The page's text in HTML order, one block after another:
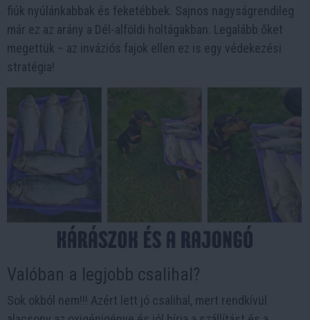
fiúk nyúlánkabbak és feketébbek. Sajnos nagyságrendileg
már ez az arány a Dél-alföldi holtágakban. Legalább őket
megettük – az inváziós fajok ellen ez is egy védekezési
stratégia!
Valóban a legjobb csalihal?
Sok okból nem!!! Azért lett jó csalihal, mert rendkívül